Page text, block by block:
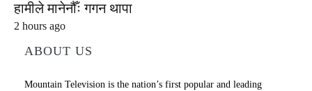
हामीले मानेनौँः गगन थापा
2 hours ago
ABOUT US
Mountain Television is the nation’s first popular and leading